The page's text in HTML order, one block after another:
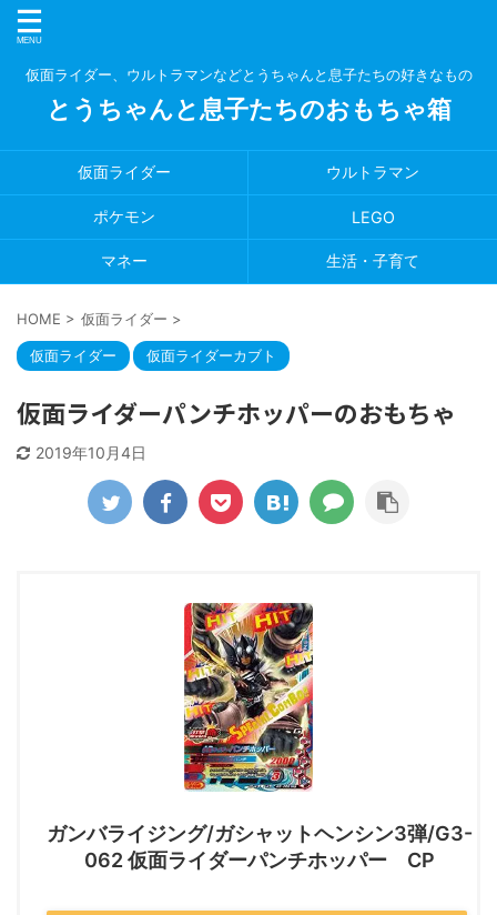
仮面ライダー、ウルトラマンなどとうちゃんと息子たちの好きなもの
とうちゃんと息子たちのおもちゃ箱
仮面ライダー ウルトラマン
ポケモン LEGO
マネー 生活・子育て
HOME > 仮面ライダー >
仮面ライダー 仮面ライダーカブト
仮面ライダーパンチホッパーのおもちゃ
2019年10月4日
ガンバライジング/ガシャットヘンシン3弾/G3-
062 仮面ライダーパンチホッパー CP